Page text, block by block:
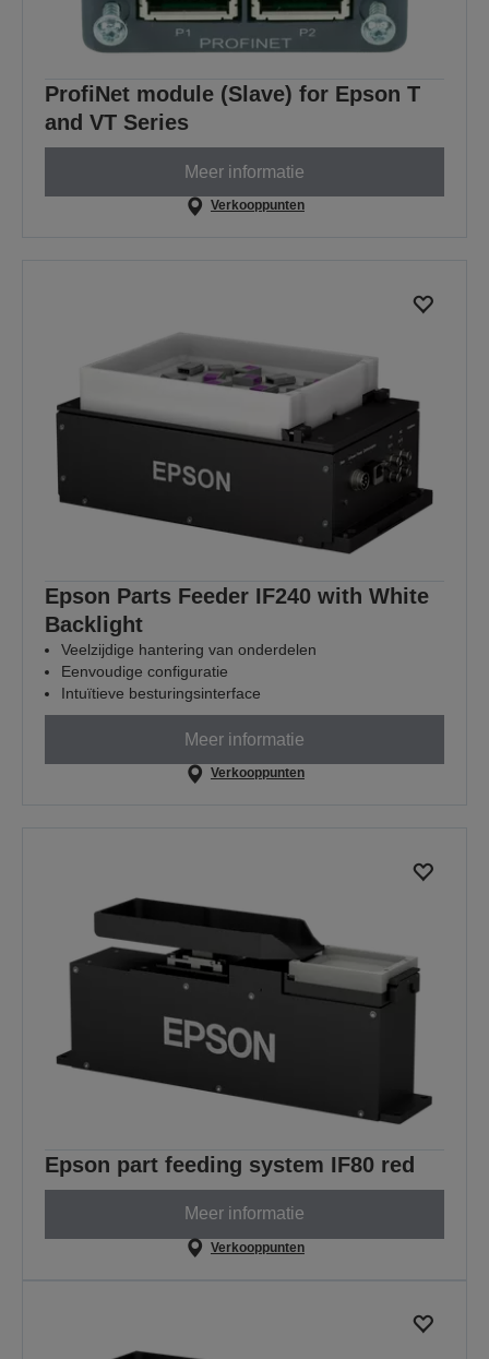
ProfiNet module (Slave) for Epson T
and VT Series
Meer informatie
Verkooppunten
Epson Parts Feeder IF240 with White
Backlight
Veelzijdige hantering van onderdelen
Eenvoudige configuratie
Intuïtieve besturingsinterface
Meer informatie
Verkooppunten
Epson part feeding system IF80 red
Meer informatie
Verkooppunten